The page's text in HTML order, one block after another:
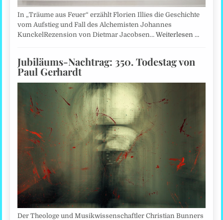
In „Träume aus Feuer“ erzählt Florien Illies die Geschichte
vom Aufstieg und Fall des Alchemisten Johannes
KunckelRezension von Dietmar Jacobsen…Weiterlesen …
Jubiläums-Nachtrag: 350. Todestag von
Paul Gerhardt
Der Theologe und Musikwissenschaftler Christian Bunners